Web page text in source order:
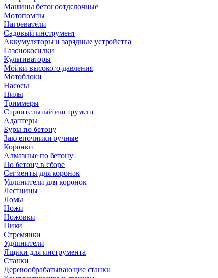
Машины бетоноотделочные
Мотопомпы
Нагреватели
Садовый инструмент
Аккумуляторы и зарядные устройства
Газонокосилки
Культиваторы
Мойки высокого давления
Мотоблоки
Насосы
Пилы
Триммеры
Строительный инструмент
Адаптеры
Буры по бетону
Заклепочники ручные
Коронки
Алмазные по бетону
По бетону в сборе
Сегменты для коронок
Удлинители для коронок
Лестницы
Ломы
Ножи
Ножовки
Пики
Стремянки
Удлинители
Ящики для инструмента
Станки
Деревообрабатывающие станки